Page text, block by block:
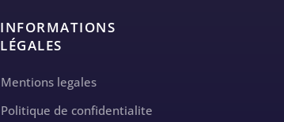
INFORMATIONS
LÉGALES
Mentions legales
Politique de confidentialite